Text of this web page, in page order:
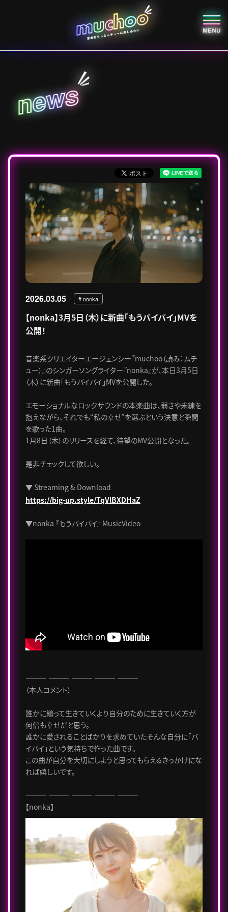
news
2026.03.05 # nonka
【nonka】3月5日（木）に新曲「もうバイバイ」MVを
公開！
音楽系クリエイターエージェンシー『muchoo（読み：ムチ
ュー）』のシンガーソングライター『nonka』が、本日3月5日
（木）に新曲「もうバイバイ」MVを公開した。
エモーショナルなロックサウンドの本楽曲は、弱さや未練を
抱えながら、それでも“私の幸せ”を選ぶという決意と瞬間
を歌った1曲。
1月8日（木）のリリースを経て、待望のMV公開となった。
是非チェックして欲しい。
▼ Streaming & Download
https://big-up.style/TqVlBXDHaZ
▼nonka 『もうバイバイ』 MusicVideo
――― ――― ――― ――― ―――
（本人コメント）
誰かに縋って生きていくより自分のために生きていく方が
何倍も幸せだと思う。
誰かに愛されることばかりを求めていたそんな自分に「バ
イバイ」という気持ちで作った曲です。
この曲が自分を大切にしようと思ってもらえるきっかけにな
れば嬉しいです。
――― ――― ――― ――― ―――
【nonka】